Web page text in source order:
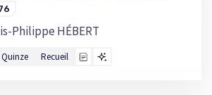
Philippe HÉBERT
Quinze Recueil